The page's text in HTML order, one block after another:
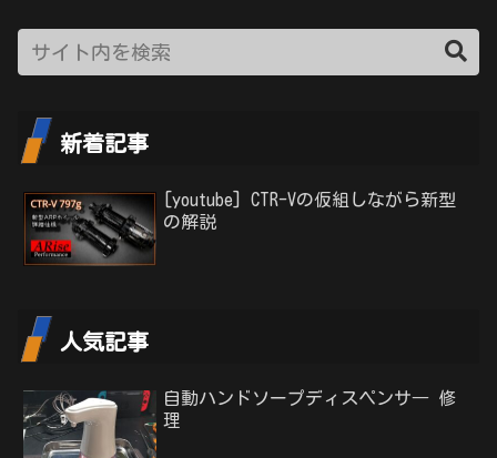
新着記事
[youtube] CTR-Vの仮組しながら新型
の解説
人気記事
自動ハンドソープディスペンサ― 修
理